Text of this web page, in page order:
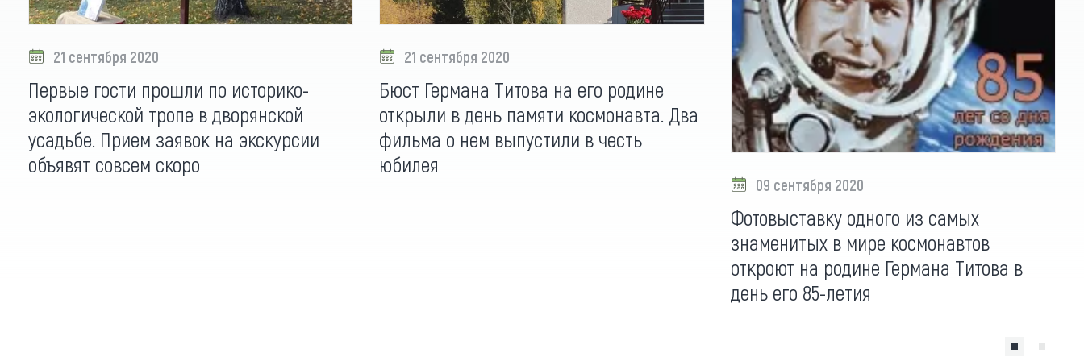
21 сентября 2020
Первые гости прошли по историко-
экологической тропе в дворянской
усадьбе. Прием заявок на экскурсии
объявят совсем скоро
21 сентября 2020
Бюст Германа Титова на его родине
открыли в день памяти космонавта. Два
фильма о нем выпустили в честь
юбилея
09 сентября 2020
Фотовыставку одного из самых
знаменитых в мире космонавтов
откроют на родине Германа Титова в
день его 85-летия